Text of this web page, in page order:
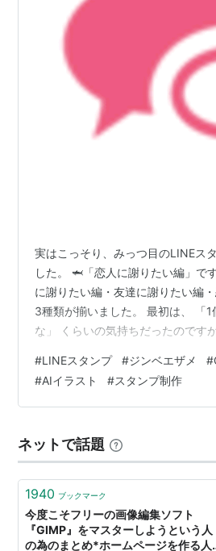
実はこっそり、みっつ目のLINEス
した。 🦈「恋人に謝りたい編」で
に謝りたい編・友達に謝りたい編
3種類が揃いました。 最初は、 「
な」 くらいの気持ちだったのです
北弁版や関西弁版などの“方言編”も
えています。 ただ、作れば作るほ
タンプは、完成してから実際の表
はり文字サイズはもう少し大きい
に出してみな…
#LINEスタンプ #ジンベエザメ #
#AIイラスト #スタンプ制作
ネットで話題
1940 ブックマーク
今度こそフリーの画像編集ソフト
『GIMP』をマスターしようという人
の為のまとめ*ホームページを作る人